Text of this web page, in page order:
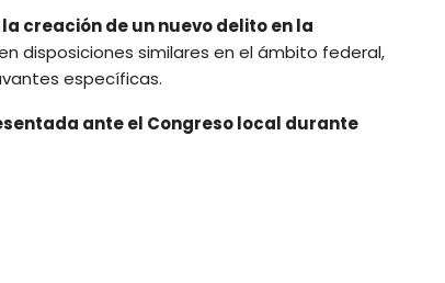
creación de un nuevo delito en la
disposiciones similares en el ámbito federal,
específicas.
ante el Congreso local durante